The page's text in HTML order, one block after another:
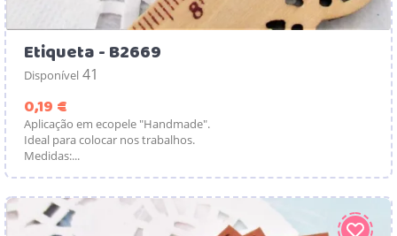
Etiqueta - B2669
Disponível 41
0,19 €
Aplicação em ecopele "Handmade".
Ideal para colocar nos trabalhos.
Medidas:...